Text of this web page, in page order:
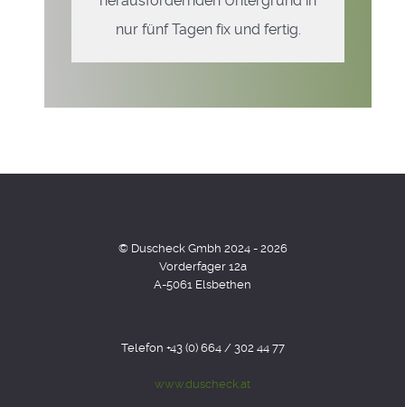
nur fünf Tagen fix und fertig.
© Duscheck Gmbh 2024 - 2026
Vorderfager 12a
A-5061 Elsbethen
Telefon +43 (0) 664 / 302 44 77
www.duscheck.at